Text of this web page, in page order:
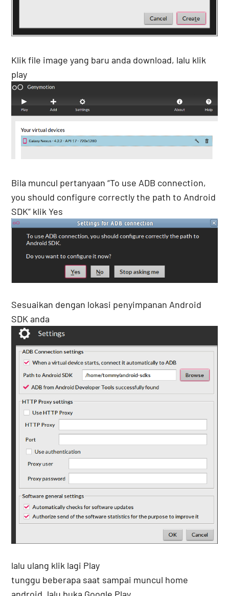
Klik file image yang baru anda download, lalu klik
play
Bila muncul pertanyaan “To use ADB connection,
you should configure correctly the path to Android
SDK” klik Yes
Sesuaikan dengan lokasi penyimpanan Android
SDK anda
lalu ulang klik lagi Play
tunggu beberapa saat sampai muncul home